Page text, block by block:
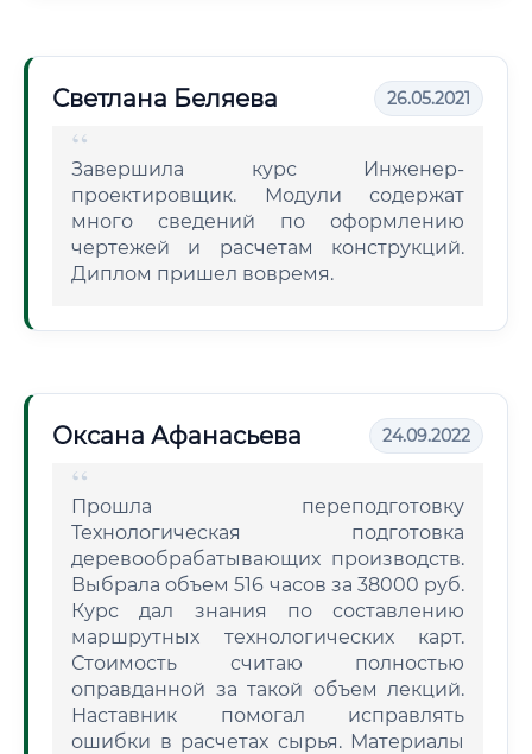
Светлана Беляева 26.05.2021
Завершила курс Инженер-
проектировщик. Модули содержат
много сведений по оформлению
чертежей и расчетам конструкций.
Диплом пришел вовремя.
Оксана Афанасьева 24.09.2022
Прошла переподготовку
Технологическая подготовка
деревообрабатывающих производств.
Выбрала объем 516 часов за 38000 руб.
Курс дал знания по составлению
маршрутных технологических карт.
Стоимость считаю полностью
оправданной за такой объем лекций.
Наставник помогал исправлять
ошибки в расчетах сырья. Материалы